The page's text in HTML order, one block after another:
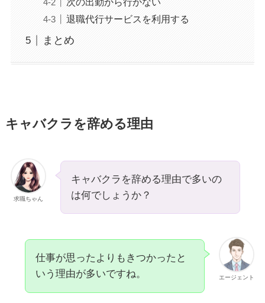
退職代行サービスを利用する
まとめ
キャバクラを辞める理由
求職ちゃん
キャバクラを辞める理由で多いの
は何でしょうか？
エージェント
仕事が思ったよりもきつかったと
いう理由が多いですね。